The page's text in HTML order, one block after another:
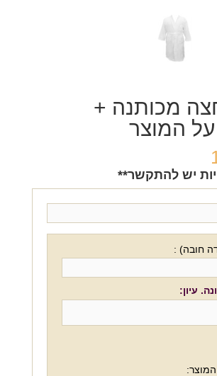
מכותנה +
המוצר
יש להתקשר**
חובה) :
עיון: